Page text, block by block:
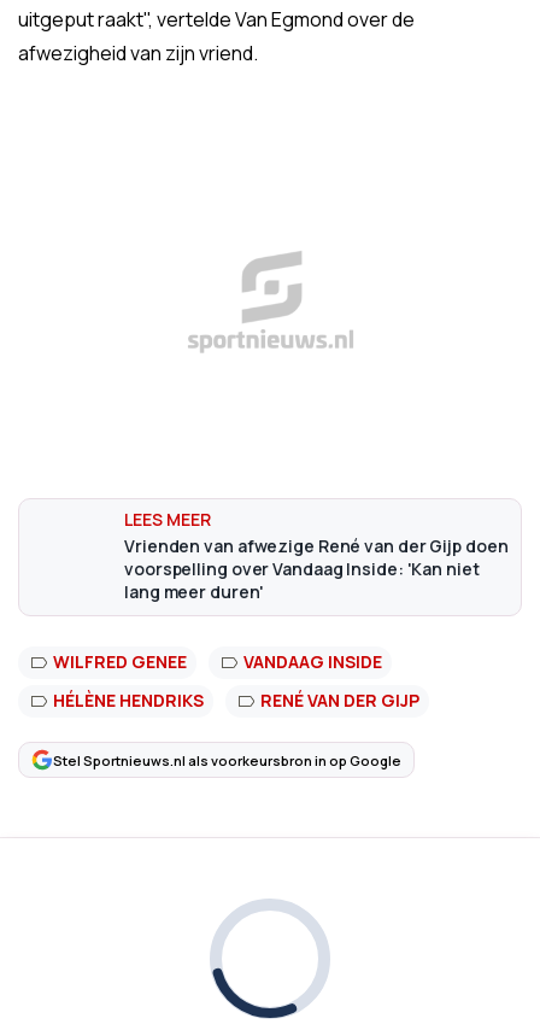
uitgeput raakt", vertelde Van Egmond over de
afwezigheid van zijn vriend.
Vrienden van afwezige René van der Gijp doen
voorspelling over Vandaag Inside: 'Kan niet
lang meer duren'
WILFRED GENEE
VANDAAG INSIDE
HÉLÈNE HENDRIKS
RENÉ VAN DER GIJP
Stel Sportnieuws.nl als voorkeursbron in op Google